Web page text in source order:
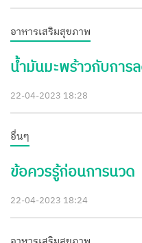
อาหารเสริมสุขภาพ
น้ำมันมะพร้าวกับการ
22-04-2023 18:28
อื่นๆ
ข้อควรรู้ก่อนการนวด
22-04-2023 18:24